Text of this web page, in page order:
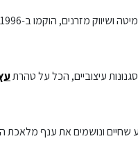
ושיווק מזרנים, הוקמו ב-1996.
עיצוביים, הכל על טהרת
ונושמים את ענף מלאכת